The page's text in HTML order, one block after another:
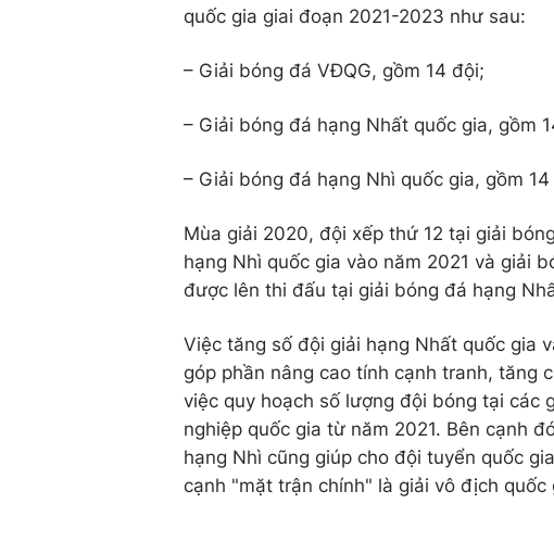
quốc gia giai đoạn 2021-2023 như sau:
– Giải bóng đá VĐQG, gồm 14 đội;
– Giải bóng đá hạng Nhất quốc gia, gồm
– Giải bóng đá hạng Nhì quốc gia, gồm 14
Mùa giải 2020, đội xếp thứ 12 tại giải
hạng Nhì quốc gia vào năm 2021 và giải
được lên thi đấu tại giải bóng đá hạng
Việc tăng số đội giải hạng Nhất quốc gia
góp phần nâng cao tính cạnh tranh, tăng
việc quy hoạch số lượng đội bóng tại các
nghiệp quốc gia từ năm 2021. Bên cạnh
hạng Nhì cũng giúp cho đội tuyển quốc
cạnh "mặt trận chính" là giải vô địch quốc